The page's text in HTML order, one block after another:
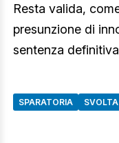
Resta valida,
presunzione di
sentenza
SPARATORIA